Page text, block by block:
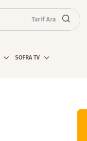
Tarif Ara
SOFRA TV